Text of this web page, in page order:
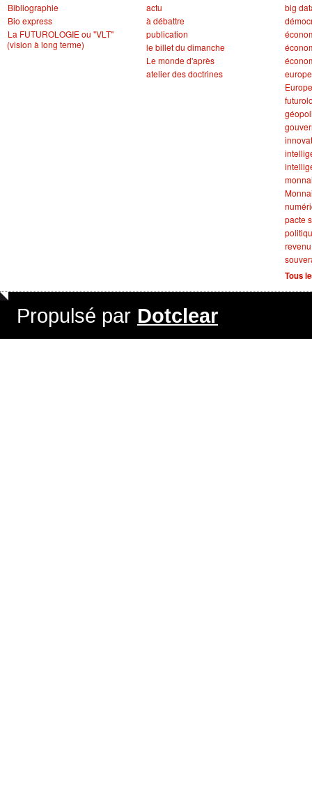
Bibliographie
Bio express
La FUTUROLOGIE ou "VLT"
(vision à long terme)
actu
à débattre
publication
le billet du dimanche
Le monde d'après
atelier des doctrines
big
europe
Europe
pacte
Tous
Propulsé par Dotclear